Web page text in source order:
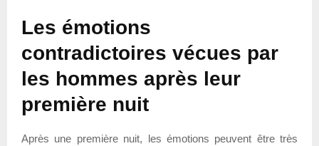
Les émotions
contradictoires vécues par
les hommes après leur
première nuit
Après une première nuit, les émotions peuvent être très